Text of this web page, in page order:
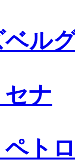
ベル
ナ
ペト